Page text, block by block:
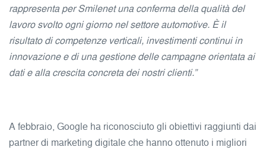
rappresenta per Smilenet una conferma della qualità del
lavoro svolto ogni giorno nel settore automotive. È il
risultato di competenze verticali, investimenti continui in
innovazione e di una gestione delle campagne orientata ai
dati e alla crescita concreta dei nostri clienti.”
A febbraio, Google ha riconosciuto gli obiettivi raggiunti dai
partner di marketing digitale che hanno ottenuto i migliori